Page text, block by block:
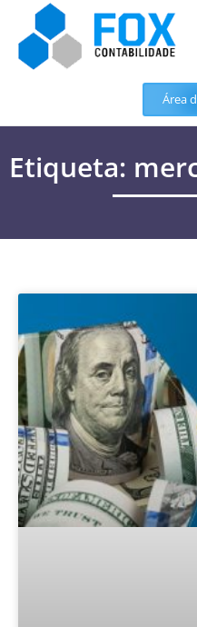
Área
Etiqueta: